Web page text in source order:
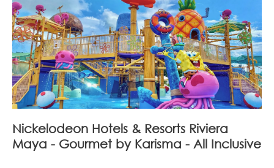
Nickelodeon Hotels & Resorts Riviera
Maya - Gourmet by Karisma - All Inclusive